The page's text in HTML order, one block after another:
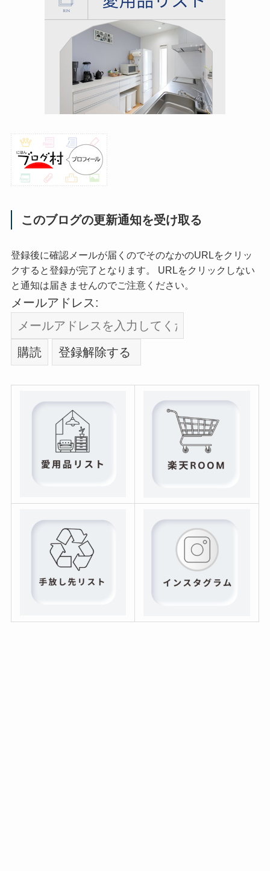
このブログの更新通知を受け取る
登録後に確認メールが届くのでそのなかのURLをクリッ
クすると登録が完了となります。 URLをクリックしない
と通知は届きませんのでご注意ください。
メールアドレス: